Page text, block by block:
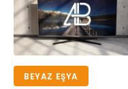
BEYAZ EŞYA